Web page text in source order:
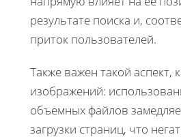
результате поиска и,
приток пользователей.
Также важен такой аспект,
изображений:
объемных файлов
загрузки страниц, что